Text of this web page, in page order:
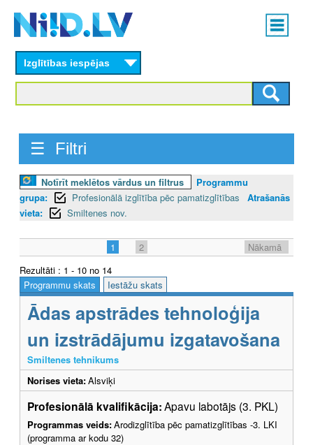
content
Main
menu
Izglītības iespējas
☰ Filtri
Notīrīt meklētos vārdus un filtrus
Programmu
grupa:
Profesionālā izglītība pēc pamatizglītības
Atrašanās
vieta:
Smiltenes nov.
1 2
Nākamā
Rezultāti : 1 - 10 no 14
Programmu skats
Iestāžu skats
Ādas apstrādes tehnoloģija
un izstrādājumu izgatavošana
Smiltenes tehnikums
Norises vieta:Alsviķi
Profesionālā kvalifikācija:Apavu labotājs (3. PKL)
Programmas veids:Arodizglītība pēc pamatizglītības -3. LKI
(programma ar kodu 32)